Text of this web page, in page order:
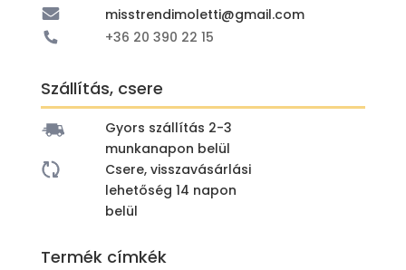
misstrendimoletti@gmail.com
+36 20 390 22 15
Szállítás, csere
Gyors szállítás 2-3
munkanapon belül
Csere, visszavásárlási
lehetőség 14 napon
belül
Termék címkék